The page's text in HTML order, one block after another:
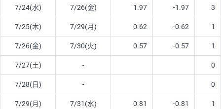
7/24(水) 7/26(金) 1.97 -1.97 3
7/25(木) 7/29(月) 0.62 -0.62 1
7/26(金) 7/30(火) 0.57 -0.57 1
7/27(土) - 0
7/28(日) - 0
7/29(月) 7/31(水) 0.81 -0.81 1